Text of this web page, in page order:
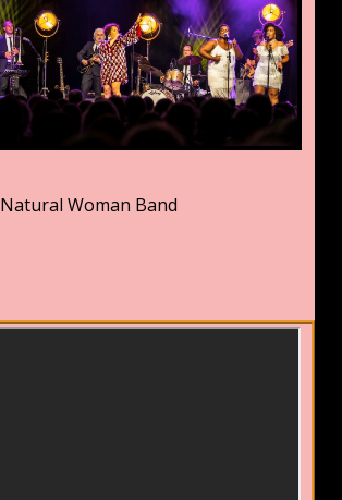
Natural Woman Band